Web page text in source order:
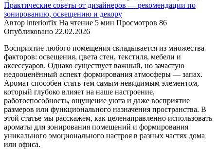
Практические советы от дизайнеров — рекомендации по
зонированию, освещению и декору
Автор interiorfix На чтение 5 мин Просмотров 86
Опубликовано 22.02.2026
Восприятие любого помещения складывается из множества
факторов: освещения, цвета стен, текстиля, мебели и
аксессуаров. Однако существует важный, но зачастую
недооценённый аспект формирования атмосферы — запах.
Аромат способен стать тем самым невидимым элементом,
который глубоко влияет на наше настроение,
работоспособность, ощущение уюта и даже восприятие
размеров или функционального назначения пространства. В
этой статье мы расскажем, как целенаправленно использовать
ароматы для зонирования помещений и формирования
уникального эмоционального настроя в разных частях дома
или офиса.